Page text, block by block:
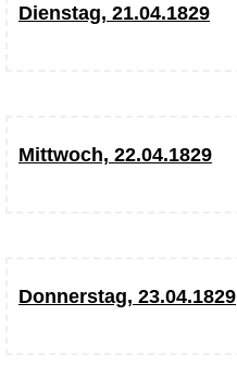
Dienstag, 21.04.1829
Mittwoch, 22.04.1829
Donnerstag, 23.04.1829